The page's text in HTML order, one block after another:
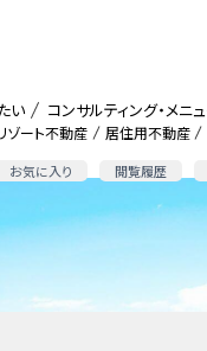
ゾート不動産 居住用不動産
お気に入り 閲覧履歴
い コンサルティング・メニ